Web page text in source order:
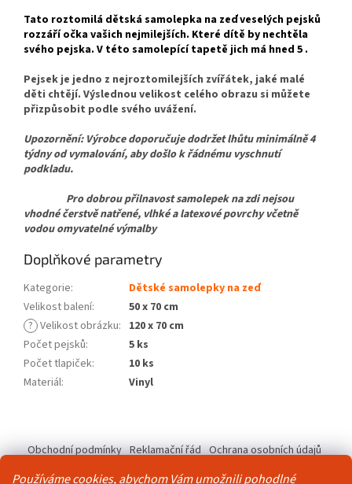
Používáme cookies, abychom Vám umožnili pohodlné
Tato roztomilá dětská samolepka na zeď veselých pejsků
rozzáří očka vašich nejmilejších. Které dítě by nechtěla
svého pejska. V této samolepící tapetě jich má hned 5 .
Pejsek je jedno z nejroztomilejších zvířátek, jaké malé
děti chtějí. Výslednou velikost celého obrazu si můžete
přizpůsobit podle svého uvážení.
Upozornění: Výrobce doporučuje dodržet lhůtu minimálně 4
týdny od vymalování, aby došlo k řádnému vyschnutí
podkladu.
Pro dobrou přilnavost samolepek na zdi nejsou
vhodné čerstvě natřené, vlhké a latexové povrchy včetně
vodou omyvatelné výmalby
Doplňkové parametry
Kategorie:
Dětské samolepky na zeď
Velikost balení:
50 x 70 cm
? Velikost obrázku: 120 x 70 cm
Počet pejsků:
5 ks
Počet tlapiček:
10 ks
Materiál: Vinyl
p
Obchodní podmínky Reklamační řád Ochrana osobních údajů